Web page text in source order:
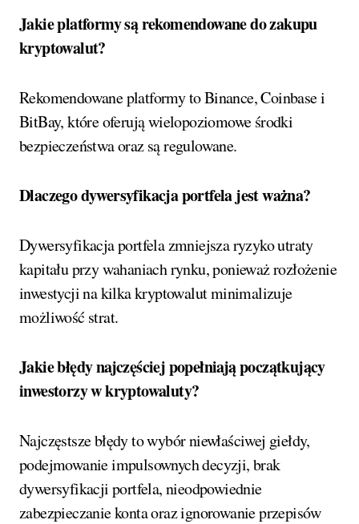
Jakie platformy są rekomendowane do zakupu
kryptowalut?
Rekomendowane platformy to Binance, Coinbase i
BitBay, które oferują wielopoziomowe środki
bezpieczeństwa oraz są regulowane.
Dlaczego dywersyfikacja portfela jest ważna?
Dywersyfikacja portfela zmniejsza ryzyko utraty
kapitału przy wahaniach rynku, ponieważ rozłożenie
inwestycji na kilka kryptowalut minimalizuje
możliwość strat.
Jakie błędy najczęściej popełniają początkujący
inwestorzy w kryptowaluty?
Najczęstsze błędy to wybór niewłaściwej giełdy,
podejmowanie impulsownych decyzji, brak
dywersyfikacji portfela, nieodpowiednie
zabezpieczanie konta oraz ignorowanie przepisów